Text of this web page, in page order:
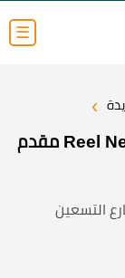
☰
›
مشروع ريل القاهرة الجديدة Reel New Cairo مقدم
التسعين